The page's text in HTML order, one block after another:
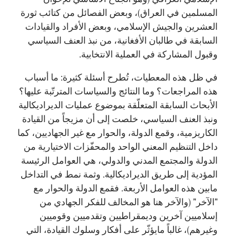
المسلمين في العراق)، وبعض الفصائل من كتائب ثورة
العشرين والجيش الإسلامي، وبعض الأفراد والقيادات
السابقة في طالبان الأفغانية، من نبذ العنف السياسي
وقبول المشاركة في العملية الانتخابية.
في ظل هذه المعطيات، تُطرح أسئلة كثيرة: ما أسباب
هذه المراجعات؟ وما النتائج والسياسات المترتّبة عليها؟
الأبحاث السابقة المتعلّقة بموضوع عمليات الديراديكالية
ونبذ العنف السياسي، خلصت إلى أن مزيجاً من القيادة
الكاريزمية، وقمع الدولة، والحوار مع غير الجهاديين، كما
داخل التنظيم المعني الواحد والمحفّزات الاختيارية من
الدولة والمجتمع المدني والدولي، هي العوامل الرئيسة
المؤدية إلى طريق الديراديكالية. وثمة نمط في التداخل
مابين هذه العوامل الأربعة. فقمع الدولة والحوار مع
"الآخر" (والآخر هنا هو المخالف للفكر الجهادي من
إسلاميين آخرين وديمقراطيين وتقدميين وقوميين
وغيرهم)، غالباً مايؤثّر على أفكار وسلوك القيادة، التي